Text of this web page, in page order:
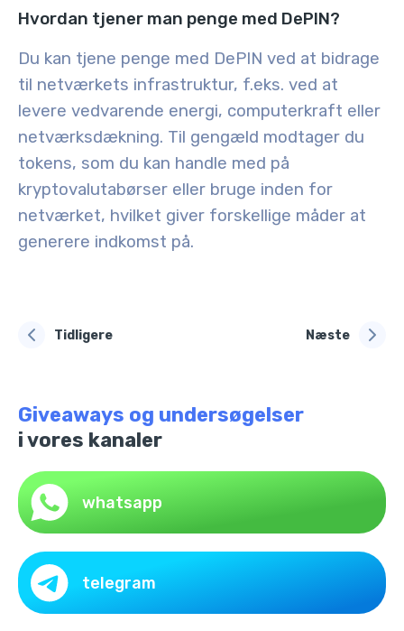
Hvordan tjener man penge med DePIN?
Du kan tjene penge med DePIN ved at bidrage
til netværkets infrastruktur, f.eks. ved at
levere vedvarende energi, computerkraft eller
netværksdækning. Til gengæld modtager du
tokens, som du kan handle med på
kryptovalutabørser eller bruge inden for
netværket, hvilket giver forskellige måder at
generere indkomst på.
Tidligere Næste
Giveaways og undersøgelser
i vores kanaler
whatsapp
telegram